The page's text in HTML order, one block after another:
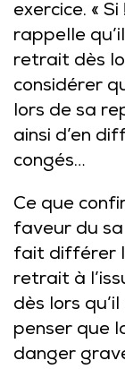
exercice. «
rappelle
retrait dès
considérer
lors de sa
ainsi d’en
congés…
Ce que
faveur du
fait différer
retrait à
dès lors
penser que
danger